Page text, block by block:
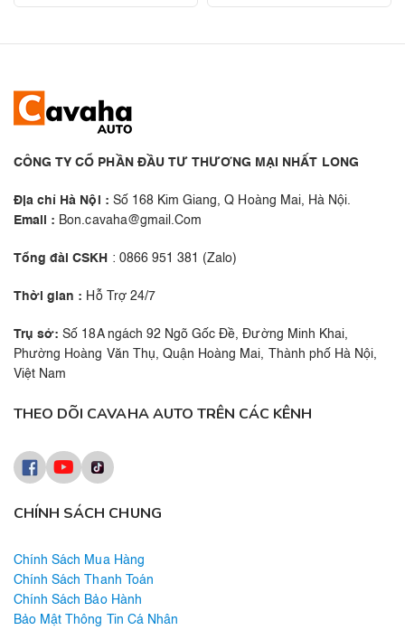
CÔNG TY CỔ PHẦN ĐẦU TƯ THƯƠNG MẠI NHẤT LONG
Địa chỉ Hà Nội : Số 168 Kim Giang, Q Hoàng Mai, Hà Nội.
Email : Bon.cavaha@gmail.Com
Tổng đài CSKH : 0866 951 381 (Zalo)
Thời gian : Hỗ Trợ 24/7
Trụ sở: Số 18A ngách 92 Ngõ Gốc Đề, Đường Minh Khai,
Phường Hoàng Văn Thụ, Quận Hoàng Mai, Thành phố Hà Nội,
Việt Nam
CHÍNH SÁCH CHUNG
Chính Sách Mua Hàng
Chính Sách Thanh Toán
Chính Sách Bảo Hành
Bảo Mật Thông Tin Cá Nhân
THEO DÕI CAVAHA AUTO TRÊN CÁC KÊNH